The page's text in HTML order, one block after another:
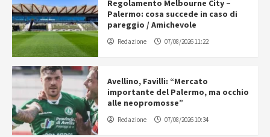
Regolamento Melbourne City –
Palermo: cosa succede in caso di
pareggio / Amichevole
Redazione 07/08/2026 11:22
Avellino, Favilli: “Mercato
importante del Palermo, ma occhio
alle neopromosse”
Redazione 07/08/2026 10:34